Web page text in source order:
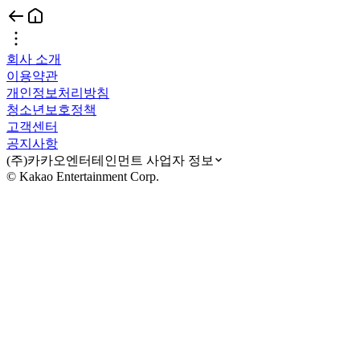
회사 소개
이용약관
개인정보처리방침
청소년보호정책
고객센터
공지사항
(주)카카오엔터테인먼트 사업자 정보
© Kakao Entertainment Corp.